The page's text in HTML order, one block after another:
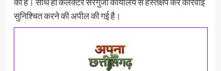
सुनिश्चित करने की अपील की गई है।